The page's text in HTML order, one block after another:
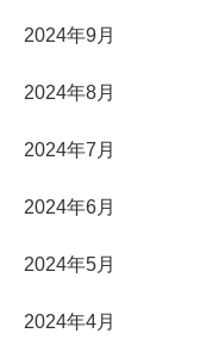
2024年9月
2024年8月
2024年7月
2024年6月
2024年5月
2024年4月